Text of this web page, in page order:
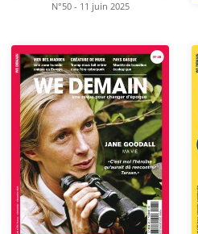
N°50 - 11 juin 2025